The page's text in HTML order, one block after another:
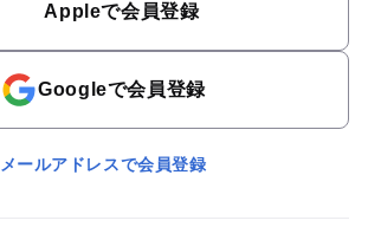
Appleで会員登録
Googleで会員登録
メールアドレスで会員登録